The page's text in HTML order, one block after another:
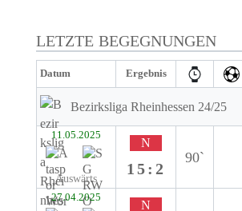
LETZTE BEGEGNUNGEN
Datum Ergebnis
Bezirksliga Rheinhessen 24/25
11.05.2025
Auswärts
N
15:2
90`
27.04.2025
N